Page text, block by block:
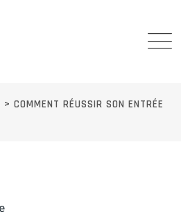
> COMMENT RÉUSSIR SON ENTRÉE